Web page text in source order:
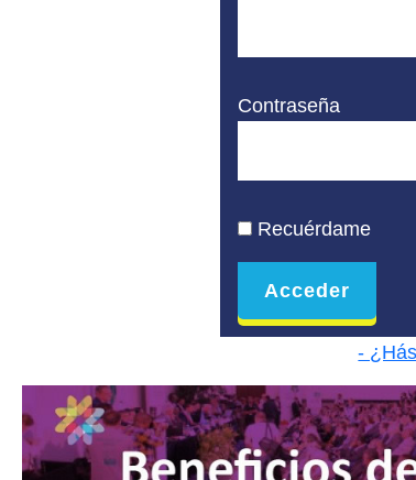
Contraseña
Recuérdame
-